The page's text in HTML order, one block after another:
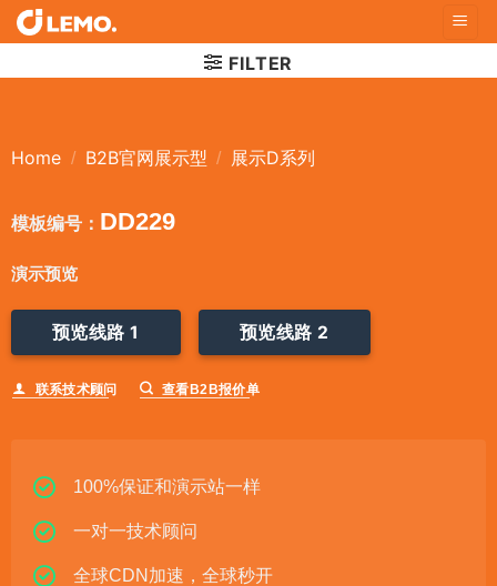
Skip
to
FILTER
Home / B2B官网展示型 / 展示D系列
模板编号： DD229
演示预览
预览线路 1 预览线路 2
联系技术顾问 查看B2B报价单
100%保证和演示站一样
一对一技术顾问
全球CDN加速，全球秒开